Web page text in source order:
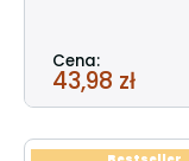
Cena:
43,98 zł